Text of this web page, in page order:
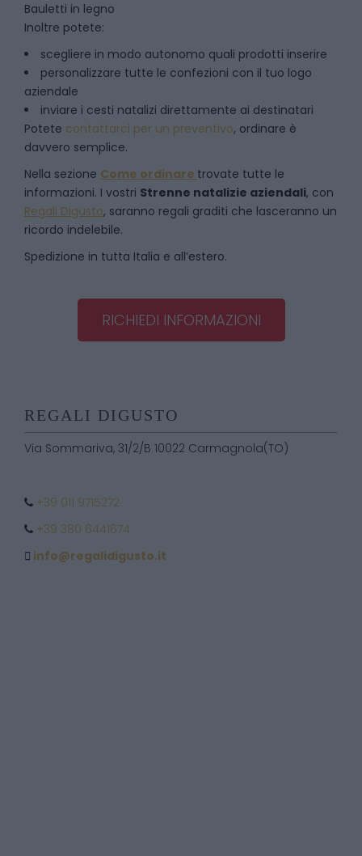
Bauletti in legno
Inoltre potete:
scegliere in modo autonomo quali prodotti inserire
personalizzare tutte le confezioni con il tuo logo
aziendale
inviare i cesti natalizi direttamente ai destinatari
Potete contattarci per un preventivo, ordinare è
davvero semplice.
Nella sezione Come ordinare trovate tutte le
informazioni. I vostri Strenne natalizie aziendali, con
Regali Digusto, saranno regali graditi che lasceranno un
ricordo indelebile.
Spedizione in tutta Italia e all’estero.
RICHIEDI INFORMAZIONI
REGALI DIGUSTO
Via Sommariva, 31/2/B 10022 Carmagnola(TO)
+39 011 9715272
+39 380 6441674
info@regalidigusto.it